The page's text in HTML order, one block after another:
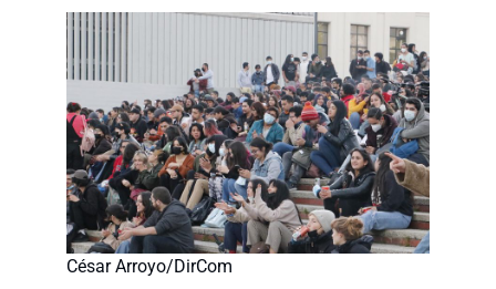
César Arroyo/DirCom